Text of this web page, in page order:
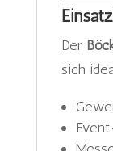
Der
sich